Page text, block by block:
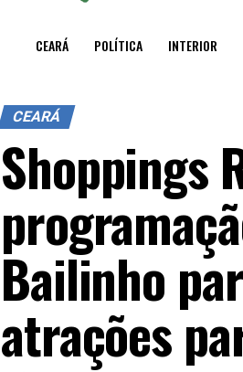
CEARÁ POLÍTICA INTERIOR
CEARÁ
Shoppings
Bailinho
atrações